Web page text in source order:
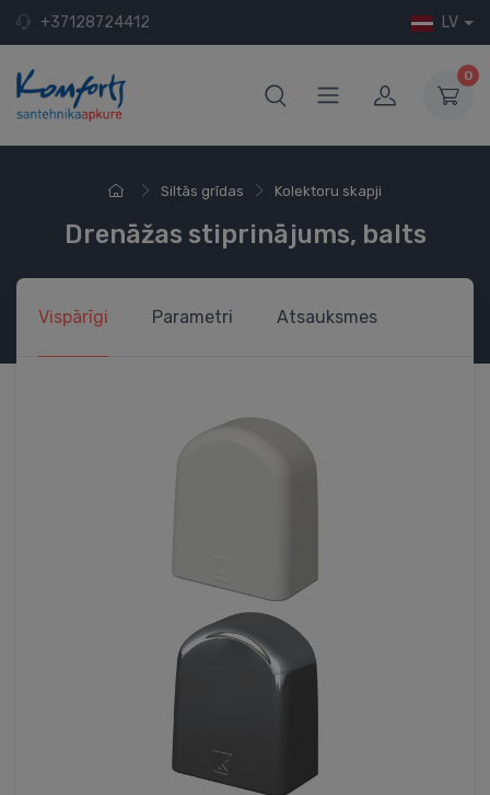
+37128724412 LV
0
Siltās grīdas Kolektoru skapji
Drenāžas stiprinājums, balts
Vispārīgi Parametri Atsauksmes